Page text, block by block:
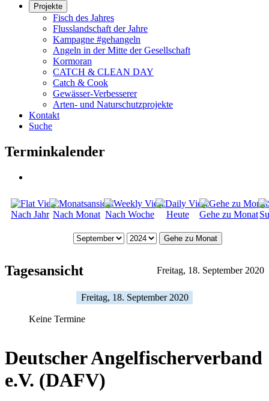
Projekte
Fisch des Jahres
Flusslandschaft der Jahre
Kampagne #gehangeln
Angeln in der Mitte der Gesellschaft
Kormoran
CATCH & CLEAN DAY
Catch & Cook
Gewässer-Verbesserer
Arten- und Naturschutzprojekte
Kontakt
Suche
Terminkalender
Nach Jahr Nach Monat Nach Woche Heute Gehe zu Monat
Gehe zu Monat
Tagesansicht Freitag, 18. September 2020
Freitag, 18. September 2020
Keine Termine
Deutscher Angelfischerverband
e.V. (DAFV)